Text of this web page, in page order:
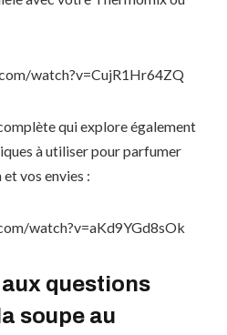
watch?v=CujR1Hr64ZQ
qui explore également
à utiliser pour parfumer
vos envies :
watch?v=aKd9YGd8sOk
aux questions
soupe au